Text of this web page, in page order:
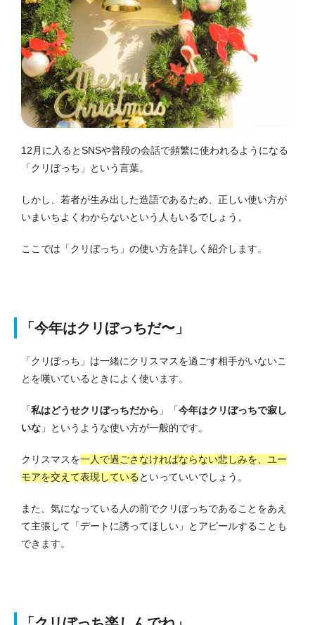
12月に入るとSNSや普段の会話で頻繁に使われるようになる
「クリぼっち」という言葉。
しかし、若者が生み出した造語であるため、正しい使い方が
いまいちよくわからないという人もいるでしょう。
ここでは「クリぼっち」の使い方を詳しく紹介します。
「今年はクリぼっちだ〜」
「クリぼっち」は一緒にクリスマスを過ごす相手がいないこ
とを嘆いているときによく使います。
「私はどうせクリぼっちだから 」「今年はクリぼっちで寂し
いな 」というような使い方が一般的です。
クリスマスを一人で過ごさなければならない悲しみを、ユー
モアを交えて表現している といっていいでしょう。
また、気になっている人の前でクリぼっちであることをあえ
て主張して「デートに誘ってほしい」とアピールすることも
できます。